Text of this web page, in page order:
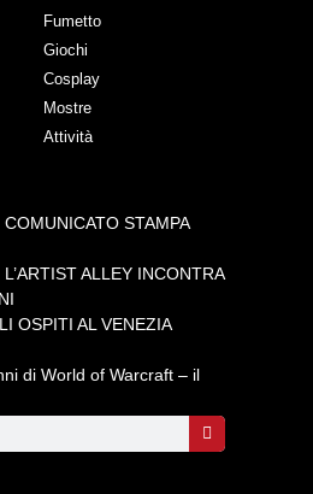
Fumetto
Giochi
Cosplay
Mostre
Attività
STAMPA
ALLEY INCONTRA
OSPITI AL VENEZIA
di World of Warcraft – il